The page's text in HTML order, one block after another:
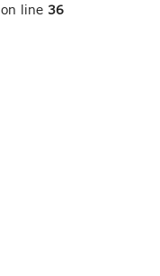
on line 36